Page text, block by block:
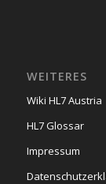
WEITERES
Wiki HL7 Austria
HL7 Glossar
Impressum